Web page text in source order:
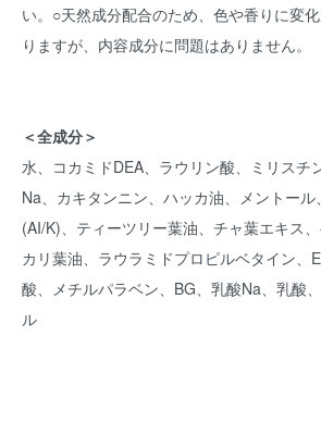
い。○天然成分配合のため、色や香りに変
りますが、内容成分に問題はありません。
＜全成分＞
水、コカミドDEA、ラウリン酸、ミリスチ
Na、カキタンニン、ハッカ油、メントー
(AI/K)、ティーツリー葉油、チャ葉エキス
カリ葉油、ラウラミドプロピルベタイン、
酸、メチルパラベン、BG、乳酸Na、乳酸
ル